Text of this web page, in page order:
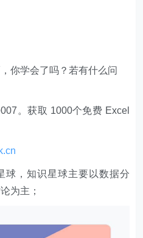
你学会了吗？若有什么问
。获取 1000个免费 Excel
球，知识星球主要以数据分
为主；